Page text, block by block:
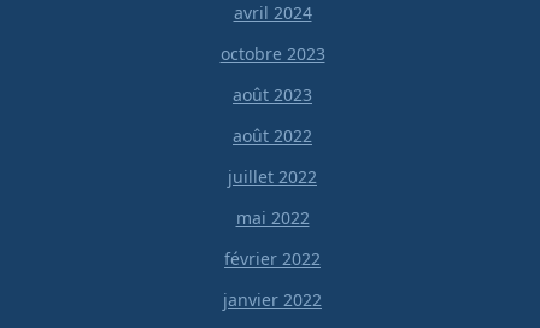
avril 2024
octobre 2023
août 2023
août 2022
juillet 2022
mai 2022
février 2022
janvier 2022